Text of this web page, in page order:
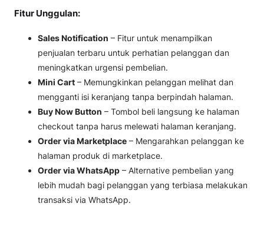
Fitur Unggulan:
Sales Notification – Fitur untuk menampilkan
penjualan terbaru untuk perhatian pelanggan dan
meningkatkan urgensi pembelian.
Mini Cart – Memungkinkan pelanggan melihat dan
mengganti isi keranjang tanpa berpindah halaman.
Buy Now Button – Tombol beli langsung ke halaman
checkout tanpa harus melewati halaman keranjang.
Order via Marketplace – Mengarahkan pelanggan ke
halaman produk di marketplace.
Order via WhatsApp – Alternative pembelian yang
lebih mudah bagi pelanggan yang terbiasa melakukan
transaksi via WhatsApp.